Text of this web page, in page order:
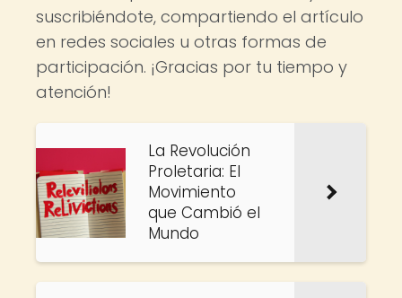
suscribiéndote, compartiendo el artículo
en redes sociales u otras formas de
participación. ¡Gracias por tu tiempo y
atención!
La Revolución
Proletaria: El
Movimiento
que Cambió el
Mundo